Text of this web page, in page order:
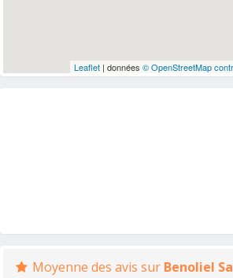
Leaflet| données © OpenStreetMap
Moyenne des avis sur Benoliel